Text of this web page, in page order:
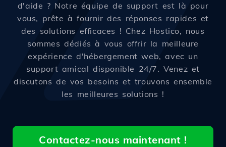
d'aide ? Notre équipe de support est là pour
vous, prête à fournir des réponses rapides et
des solutions efficaces ! Chez Hostico, nous
sommes dédiés à vous offrir la meilleure
expérience d'hébergement web, avec un
support amical disponible 24/7. Venez et
discutons de vos besoins et trouvons ensemble
les meilleures solutions !
Contactez-nous maintenant !